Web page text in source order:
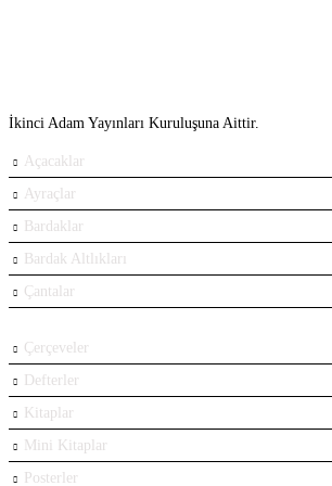
İkinci Adam Yayınları Kuruluşuna Aittir.
Açacaklar
Ayraçlar
Bardaklar
Bardak Altlıkları
Çantalar
Çerçeveler
Defterler
Kitaplar
Mini Kitaplar
Posterler